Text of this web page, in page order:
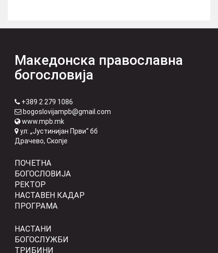
Македонска православна
богословија
+389 2 279 1086
bogoslovijampb@gmail.com
www.mpb.mk
ул: „Јустинијан Први“ бб
Драчево, Скопје
ПОЧЕТНА
БОГОСЛОВИЈА
РЕКТОР
НАСТАВЕН КАДАР
ПРОГРАМА
НАСТАНИ
БОГОСЛУЖБИ
ТРИБИНИ